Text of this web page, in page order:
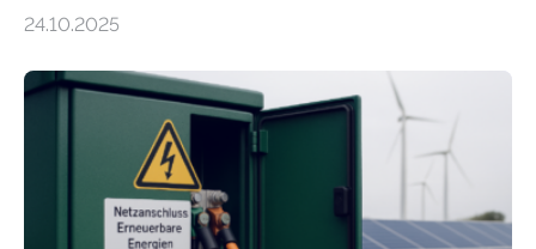
Forschungsprojekt „LAGER – Langzeitspeicherung in
Quartieren“ eingeworben. Ziel des Projekts ist die
Entwicklung, Erprobung und Demonstration von
Konzepten zur langfristigen Energiespeicherung in
sektorübergreifend vernetzten Energiesystemen. Das
Projekt startete am 15. Oktober 2025, hat eine Laufzeit
von drei Jahren und ein Gesamtvolumen von rund 2,9
24.10.2025